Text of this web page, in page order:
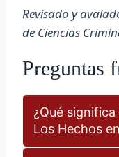
Revisado y
de Ciencias
Preguntas
¿Qué
Los Hechos